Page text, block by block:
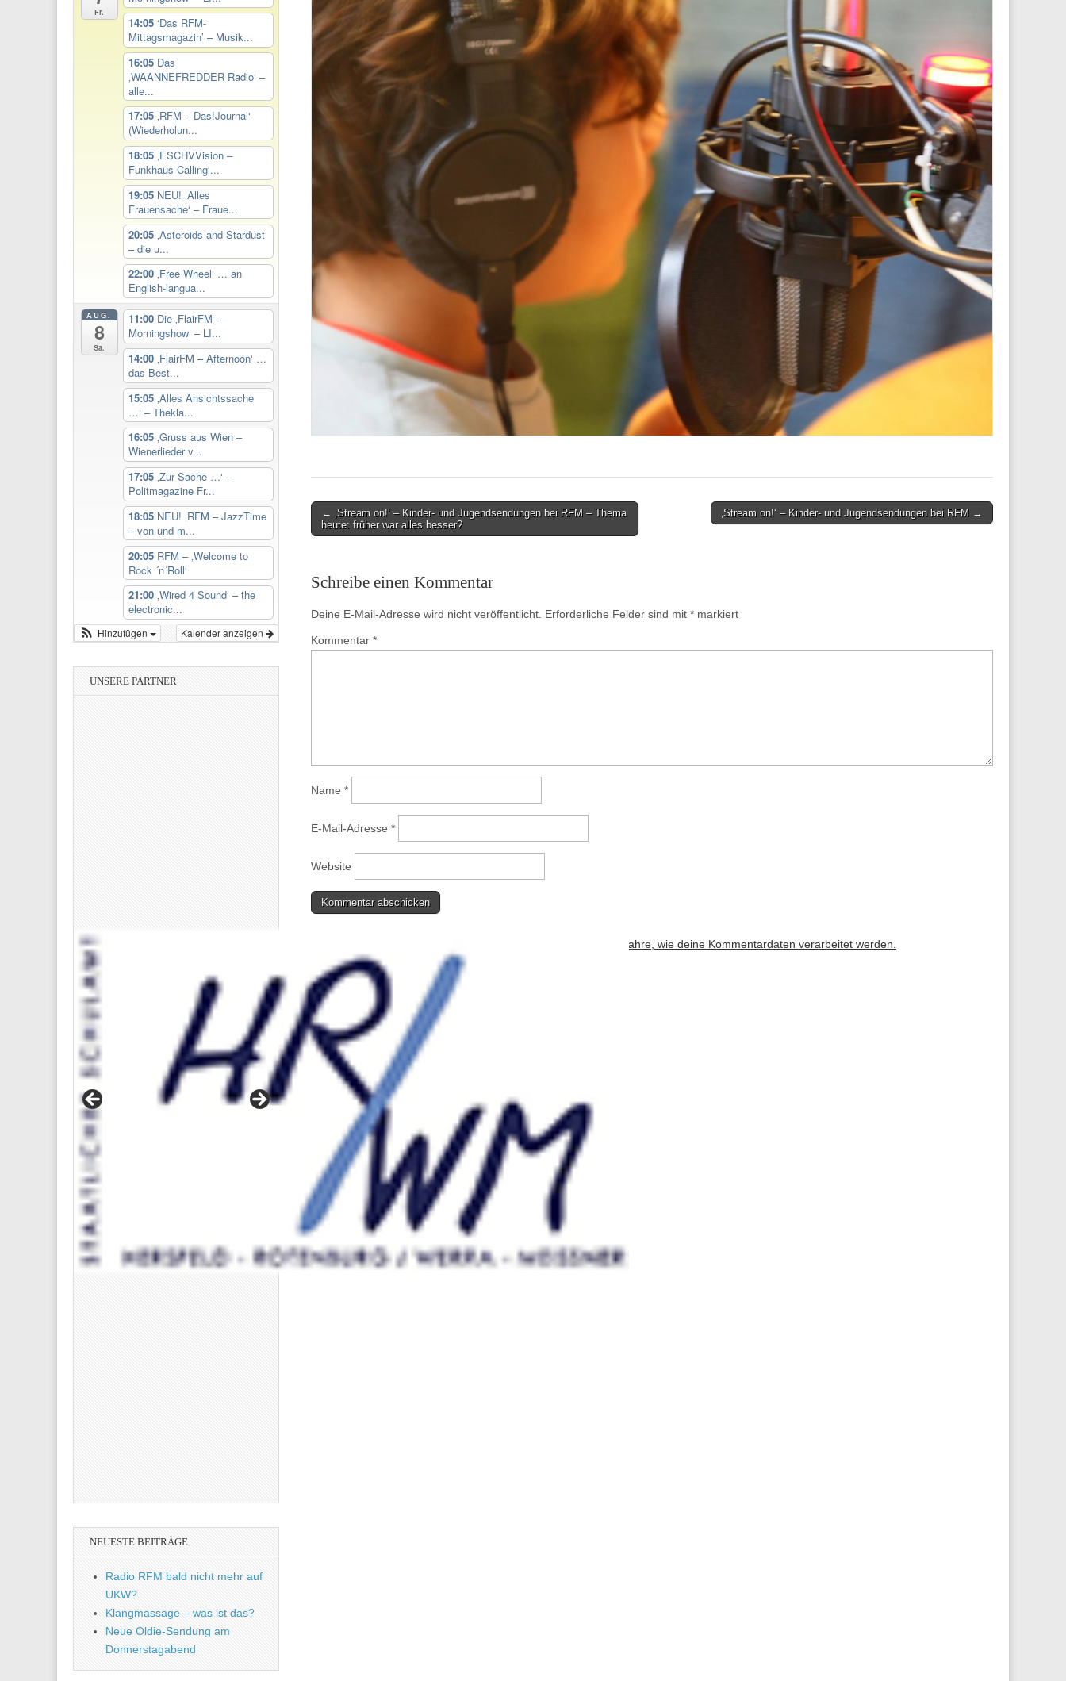
Post
navigation
← ‚Stream on!‘ – Kinder- und Jugendsendungen bei RFM – Thema
heute: früher war alles besser?
‚Stream on!‘ – Kinder- und Jugendsendungen bei RFM →
Schreibe einen Kommentar
Deine E-Mail-Adresse wird nicht veröffentlicht. Erforderliche Felder sind mit * markiert
Kommentar *
Name *
E-Mail-Adresse *
Website
Erfahre, wie deine Kommentardaten verarbeitet werden.
Fr.
14:05 ‘Das RFM-
Mittagsmagazin’ – Musik...
16:05 Das
‚WAANNEFREDDER Radio‘ –
alle...
17:05 ‚RFM – Das!Journal‘
(Wiederholun...
18:05 ‚ESCHVVision –
Funkhaus Calling‘...
19:05 NEU! ‚Alles
Frauensache‘ – Fraue...
20:05 ‚Asteroids and Stardust‘
– die u...
22:00 ‚Free Wheel‘ … an
English-langua...
AUG.
8
Sa.
11:00 Die ‚FlairFM –
Morningshow‘ – LI...
14:00 ‚FlairFM – Afternoon‘ …
das Best...
15:05 ‚Alles Ansichtssache
…‘ – Thekla...
16:05 ‚Gruss aus Wien –
Wienerlieder v...
17:05 ‚Zur Sache …‘ –
Politmagazine Fr...
18:05 NEU! ‚RFM – JazzTime
– von und m...
20:05 RFM – ‚Welcome to
Rock ´n´Roll‘
21:00 ‚Wired 4 Sound‘ – the
electronic...
Kalender anzeigen
Hinzufügen
UNSERE PARTNER
NEUESTE BEITRÄGE
Radio RFM bald nicht mehr auf
UKW?
Klangmassage – was ist das?
Neue Oldie-Sendung am
Donnerstagabend